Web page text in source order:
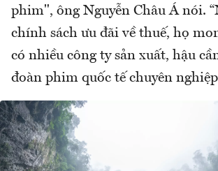
phim", ông Nguyễn Châu Á nói.
chính sách ưu đãi về thuế, họ
có nhiều công ty sản xuất, hậu
đoàn phim quốc tế chuyên nghiệp